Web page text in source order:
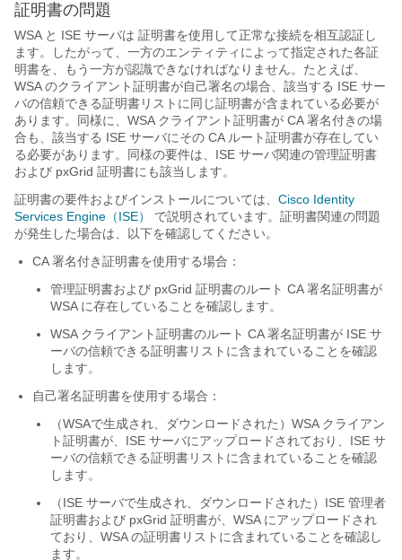
証明書の問題
WSA と ISE サーバは 証明書を使用して正常な接続を相互認証し
ます。したがって、一方のエンティティによって指定された各証
明書を、もう一方が認識できなければなりません。たとえば、
WSA のクライアント証明書が自己署名の場合、該当する ISE サー
バの信頼できる証明書リストに同じ証明書が含まれている必要が
あります。同様に、WSA クライアント証明書が CA 署名付きの場
合も、該当する ISE サーバにその CA ルート証明書が存在してい
る必要があります。同様の要件は、ISE サーバ関連の管理証明書
および pxGrid 証明書にも該当します。
証明書の要件およびインストールについては、 Cisco Identity
Services Engine（ISE）
で説明されています。証明書関連の問題
が発生した場合は、以下を確認してください。
CA 署名付き証明書を使用する場合：
管理証明書および pxGrid 証明書のルート CA 署名証明書が
WSA に存在していることを確認します。
WSA クライアント証明書のルート CA 署名証明書が ISE サ
ーバの信頼できる証明書リストに含まれていることを確認
します。
自己署名証明書を使用する場合：
（WSAで生成され、ダウンロードされた）WSA クライアン
ト証明書が、ISE サーバにアップロードされており、ISE サ
ーバの信頼できる証明書リストに含まれていることを確認
します。
（ISE サーバで生成され、ダウンロードされた）ISE 管理者
証明書および pxGrid 証明書が、WSA にアップロードされ
ており、WSA の証明書リストに含まれていることを確認し
ます。